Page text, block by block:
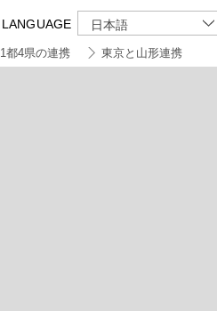
LANGUAGE 日本語
1都4県の連携 東京と山形連携